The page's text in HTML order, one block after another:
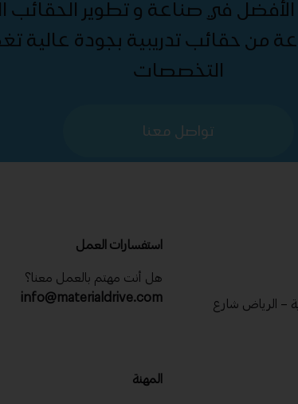
في صناعة و تطوير الحقائب
من حقائب تدريبية بجودة عالية
التخصصات
تواصل معنا
– الرياض شارع
استفسارات العمل
هل أنت مهتم بالعمل معنا؟
info@materialdrive.com
المهنة